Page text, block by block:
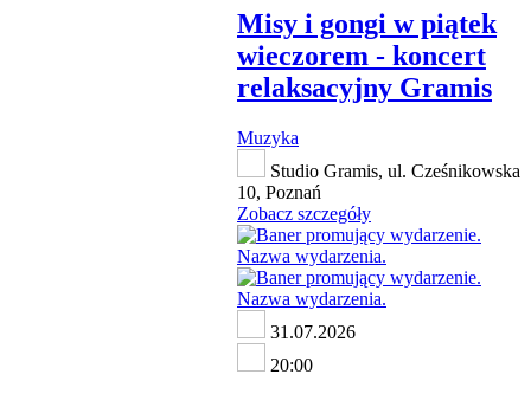
Misy i gongi w piątek
wieczorem - koncert
relaksacyjny Gramis
Muzyka
Studio Gramis, ul. Cześnikowska
10, Poznań
Zobacz szczegóły
31.07.2026
20:00